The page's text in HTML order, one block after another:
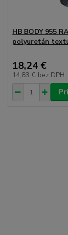
HB BODY 955
polyuretán
18,24 €
14,83 € bez DPH